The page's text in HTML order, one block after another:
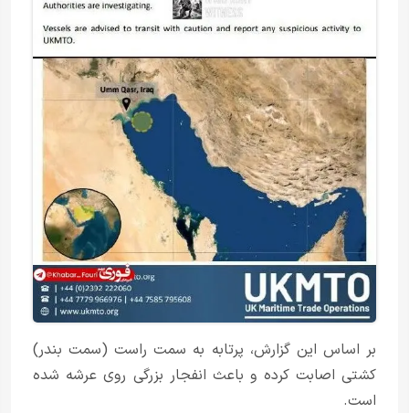
بر اساس این گزارش، پرتابه به سمت راست (سمت بندر)
کشتی اصابت کرده و باعث انفجار بزرگی روی عرشه شده
است.